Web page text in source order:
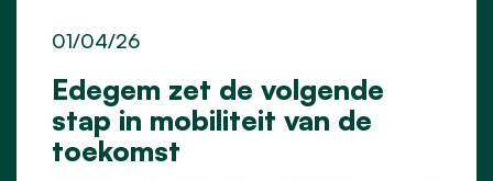
Edegem zet de volgende
stap in mobiliteit van de
toekomst
01/04/26